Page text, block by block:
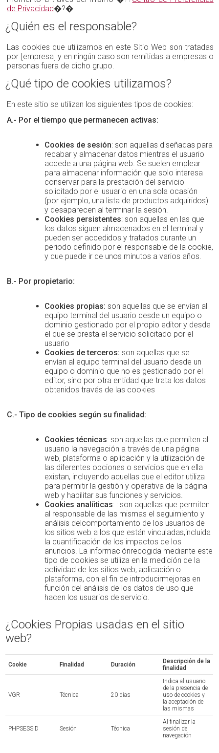
de Privacidad�?�.
¿Quién es el responsable?
Las cookies que utilizamos en este Sitio Web son tratadas
por [empresa] y en ningún caso son remitidas a empresas o
personas fuera de dicho grupo.
¿Qué tipo de cookies utilizamos?
En este sitio se utilizan los siguientes tipos de cookies:
A.- Por el tiempo que permanecen activas:
Cookies de sesión: son aquellas diseñadas para
recabar y almacenar datos mientras el usuario
accede a una página web. Se suelen emplear
para almacenar información que solo interesa
conservar para la prestación del servicio
solicitado por el usuario en una sola ocasión
(por ejemplo, una lista de productos adquiridos)
y desaparecen al terminar la sesión.
Cookies persistentes: son aquellas en las que
los datos siguen almacenados en el terminal y
pueden ser accedidos y tratados durante un
periodo definido por el responsable de la cookie,
y que puede ir de unos minutos a varios años.
B.- Por propietario:
Cookies propias: son aquellas que se envían al
equipo terminal del usuario desde un equipo o
dominio gestionado por el propio editor y desde
el que se presta el servicio solicitado por el
usuario
Cookies de terceros: son aquellas que se
envían al equipo terminal del usuario desde un
equipo o dominio que no es gestionado por el
editor, sino por otra entidad que trata los datos
obtenidos través de las cookies
C.- Tipo de cookies según su finalidad:
Cookies técnicas: son aquellas que permiten al
usuario la navegación a través de una página
web, plataforma o aplicación y la utilización de
las diferentes opciones o servicios que en ella
existan, incluyendo aquellas que el editor utiliza
para permitir la gestión y operativa de la página
web y habilitar sus funciones y servicios.
Cookies analíiticas: : son aquellas que permiten
al responsable de las mismas el seguimiento y
análisis delcomportamiento de los usuarios de
los sitios web a los que están vinculadas,incluida
la cuantificación de los impactos de los
anuncios. La informaciónrecogida mediante este
tipo de cookies se utiliza en la medición de la
actividad de los sitios web, aplicación o
plataforma, con el fin de introducirmejoras en
función del análisis de los datos de uso que
hacen los usuarios delservicio.
¿Cookies Propias usadas en el sitio
web?
Cookie Finalidad Duración
Descripción de la
finalidad
VGR Técnica 20 días
Indica al usuario
de la presencia de
uso de cookies y
la aceptación de
las mismas
PHPSESSID Sesión Técnica
Al finalizar la
sesión de
navegación